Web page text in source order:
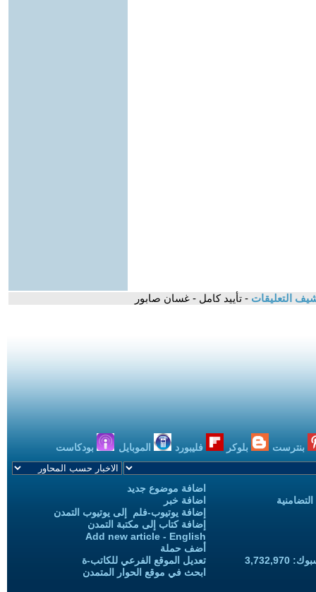
التعليقات - تأييد كامل - غسان صابور
بنترست بلوكر فليبورد الموبايل بودكاست
اضافة موضوع جديد
اضافة خبر
إضافة يوتيوب-فلم إلى يوتيوب التمدن
إضافة كتاب إلى مكتبة التمدن
Add new article - English
أضف حملة
تعديل الموقع الفرعي للكاتب-ة
ابحث في موقع الحوار المتمدن